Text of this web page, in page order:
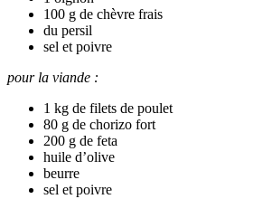
100 g de chèvre frais
du persil
sel et poivre
pour la viande :
1 kg de filets de poulet
80 g de chorizo fort
200 g de feta
huile d’olive
beurre
sel et poivre